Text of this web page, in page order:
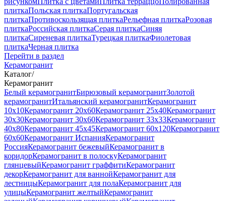
плиткаПольская плиткаПортугальская
плиткаПротивоскользящая плиткаРельефная плиткаРозовая
плиткаРоссийская плиткаСерая плиткаСиняя
плиткаСиреневая плиткаТурецкая плиткаФиолетовая
плиткаЧерная плитка
Перейти в раздел
Керамогранит
Каталог/
Керамогранит
Белый керамогранитБирюзовый керамогранитЗолотой
керамогранитИтальянский керамогранитКерамогранит
10x10Керамогранит 20x60Керамогранит 25x40Керамогранит
30x30Керамогранит 30x60Керамогранит 33x33Керамогранит
40x80Керамогранит 45x45Керамогранит 60x120Керамогранит
60x60Керамогранит ИспанияКерамогранит
РоссияКерамогранит бежевыйКерамогранит в
коридорКерамогранит в полоскуКерамогранит
глянцевыйКерамогранит граффитиКерамогранит
декорКерамогранит для ваннойКерамогранит для
лестницыКерамогранит для полаКерамогранит для
улицыКерамогранит желтыйКерамогранит